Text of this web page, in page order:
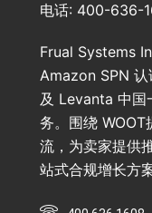
电话: 400-636-
Frual Systems
Amazon SPN 认
及 Levanta 中国
务。围绕 WOOT
流，为卖家提供
站式合规增长方案